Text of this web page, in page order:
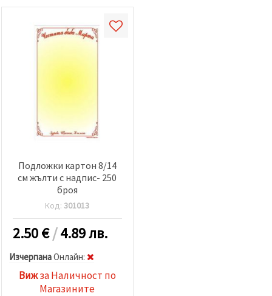
Подложки картон 8/14
см жълти с надпис- 250
броя
Код:301013
2.50€/4.89 лв.
ИзчерпанаOнлайн:
Вижза Наличност по
Магазините